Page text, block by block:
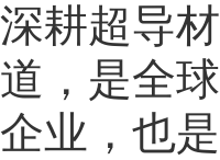
深耕超导
道，是全
企业，也